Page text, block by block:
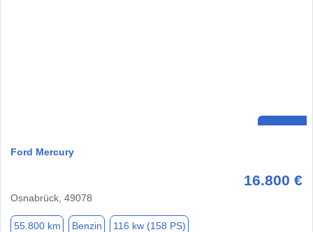
Ford Mercury
16.800 €
Osnabrück, 49078
55.800 km Benzin 116 kw (158 PS)